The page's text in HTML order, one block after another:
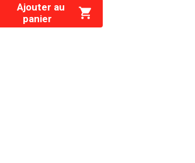
Ajouter au
panier